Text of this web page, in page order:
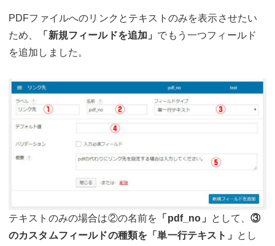
PDFファイルへのリンクとテキストのみを表示させたい
ため、
「新規フィールドを追加」 でもう一つフィールド
を追加しました。
テキストのみの場合は②の名前を 「pdf_no」 として、③
のカスタムフィールドの種類を「単一行テキスト」
とし